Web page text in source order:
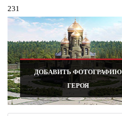
231
ДОБАВИТЬ ФОТОГРАФИЮ
ГЕРОЯ